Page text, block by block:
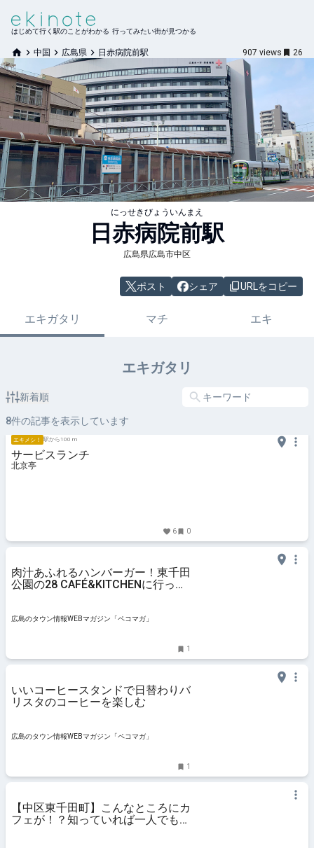
はじめて行く駅のことがわかる 行ってみたい街が見つかる
中国 広島県 日赤病院前駅 907 views 26
にっせきびょういんまえ
日赤病院前駅
広島県広島市中区
ポスト シェア URLをコピー
エキガタリ マチ エキ
エキガタリ
新着順
8件の記事を表示しています
エキメシ！ 駅から100 m
サービスランチ
北京亭
6 0
肉汁あふれるハンバーガー！東千田
公園の28 CAFÉ&KITCHENに行って
広島のタウン情報WEBマガジン「ペコマガ」
1
いいコーヒースタンドで日替わりバ
リスタのコーヒーを楽しむ
広島のタウン情報WEBマガジン「ペコマガ」
1
【中区東千田町】こんなところにカ
フェが！？知っていれば一人でも気